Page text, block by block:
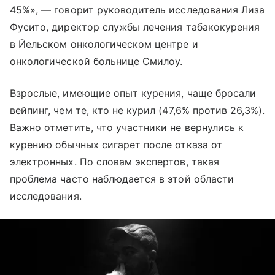
45%», — говорит руководитель исследования Лиза
Фусито, директор службы лечения табакокурения
в Йельском онкологическом центре и
онкологической больнице Смилоу.
Взрослые, имеющие опыт курения, чаще бросали
вейпинг, чем те, кто не курил (47,6% против 26,3%).
Важно отметить, что участники не вернулись к
курению обычных сигарет после отказа от
электронных. По словам экспертов, такая
проблема часто наблюдается в этой области
исследования.